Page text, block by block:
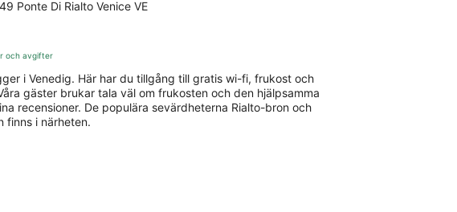
Ponte Di Rialto Venice VE
och avgifter
i Venedig. Här har du tillgång till gratis wi-fi, frukost och
gäster brukar tala väl om frukosten och den hjälpsamma
recensioner. De populära sevärdheterna Rialto-bron och
finns i närheten.